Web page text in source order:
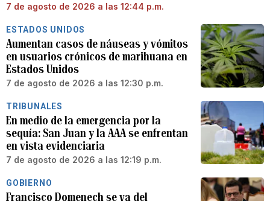
7 de agosto de 2026 a las 12:44 p.m.
ESTADOS UNIDOS
Aumentan casos de náuseas y vómitos
en usuarios crónicos de marihuana en
Estados Unidos
7 de agosto de 2026 a las 12:30 p.m.
TRIBUNALES
En medio de la emergencia por la
sequía: San Juan y la AAA se enfrentan
en vista evidenciaria
7 de agosto de 2026 a las 12:19 p.m.
GOBIERNO
Francisco Domenech se va del